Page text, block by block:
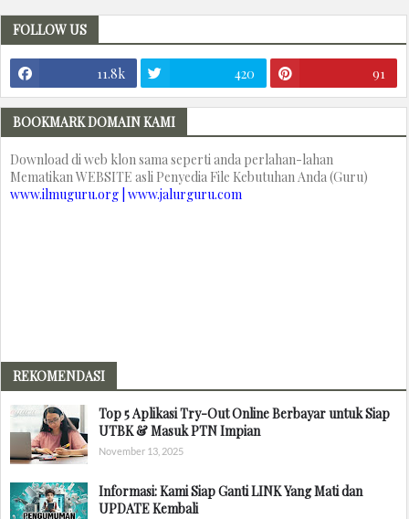
FOLLOW US
11.8k 420 91
BOOKMARK DOMAIN KAMI
Download di web klon sama seperti anda perlahan-lahan
Mematikan WEBSITE asli Penyedia File Kebutuhan Anda (Guru)
www.ilmuguru.org | www.jalurguru.com
REKOMENDASI
Top 5 Aplikasi Try-Out Online Berbayar untuk Siap
UTBK & Masuk PTN Impian
November 13, 2025
Informasi: Kami Siap Ganti LINK Yang Mati dan
UPDATE Kembali